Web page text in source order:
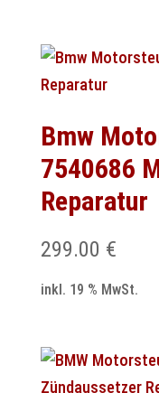
Bmw
7540686
Reparatur
299.00 €
inkl. 19 % MwSt.